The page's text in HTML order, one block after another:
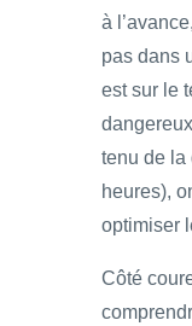
à
pas dans
est sur le
tenu de la
heures),
optimiser
Côté